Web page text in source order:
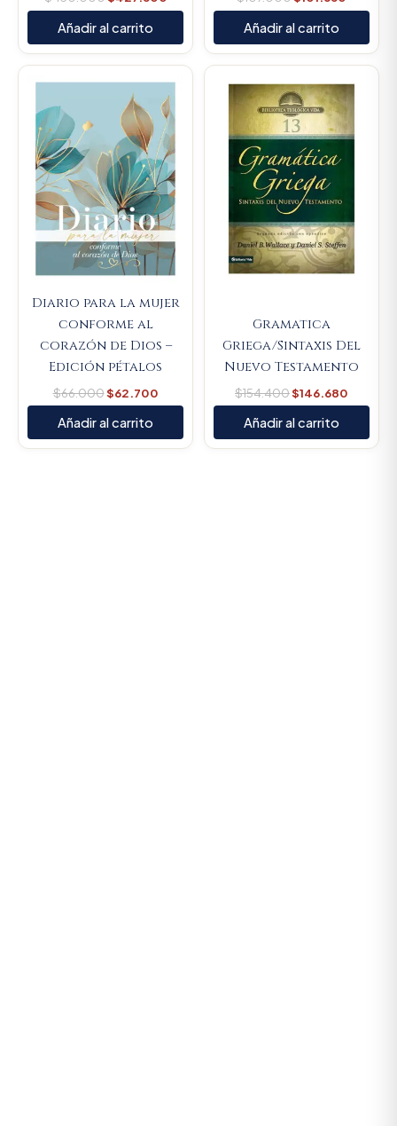
Añadir al carrito Añadir al carrito
Diario para la mujer
conforme al
corazón de Dios –
Edición pétalos
$66.000
price
was:
$66.000.
$62.700
Current
price
is:
$62.700.
Añadir al carrito
Gramatica
Griega/Sintaxis Del
Nuevo Testamento
$154.400
price
was:
$154.400.
$146.680
Current
price
is:
Añadir al carrito